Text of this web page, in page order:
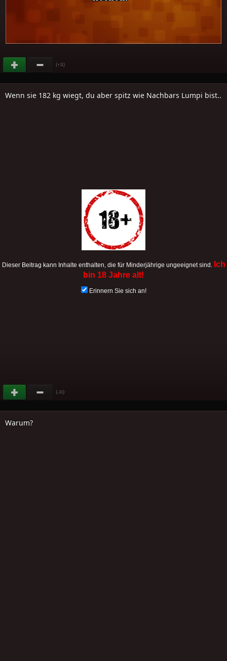
(+11)
Wenn sie 182 kg wiegt, du aber spitz wie Nachbars Lumpi bist..
Dieser Beitrag kann Inhalte enthalten, die für Minderjährige ungeeignet sind. Ich
bin 18 Jahre alt!
Erinnern Sie sich an!
(-31)
Warum?